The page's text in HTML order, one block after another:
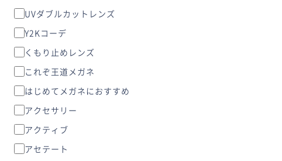
UVダブルカットレンズ
Y2Kコーデ
くもり止めレンズ
これぞ王道メガネ
はじめてメガネにおすすめ
アクセサリー
アクティブ
アセテート